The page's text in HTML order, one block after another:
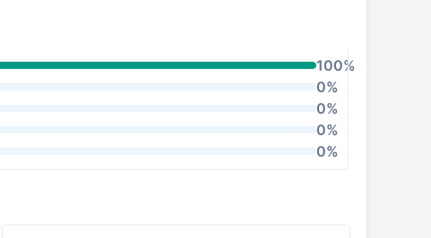
100%
0%
0%
0%
0%